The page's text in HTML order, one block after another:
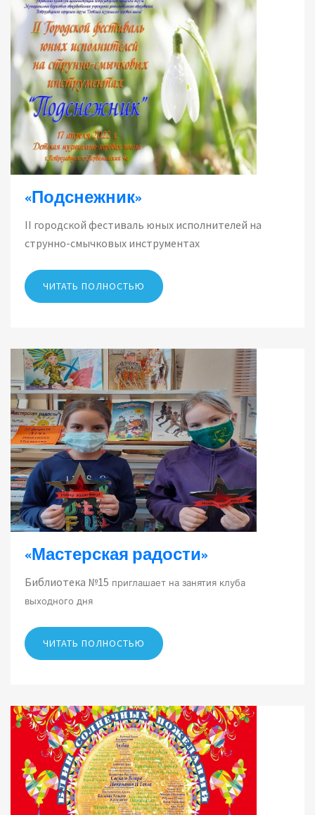
«Подснежник»
II городской фестиваль юных исполнителей на
струнно-смычковых инструментах
ЧИТАТЬ ПОЛНОСТЬЮ
«Мастерская радости»
Библиотека №15 приглашает на занятия клуба
выходного дня
ЧИТАТЬ ПОЛНОСТЬЮ